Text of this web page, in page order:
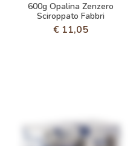
600g Opalina Zenzero
Sciroppato Fabbri
€ 11,05